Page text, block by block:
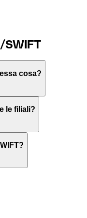
SWIFT
cosa?
Worldwide
Code” ed è una
le filiali?
banche utilizzano lo
un codice SWIFT, è
SWIFT
sbagliato,